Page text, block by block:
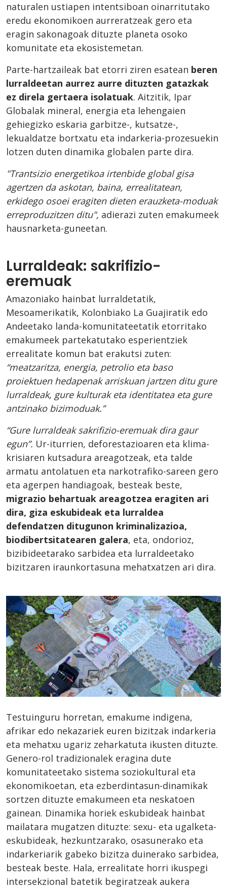
naturalen ustiapen intentsiboan oinarritutako
eredu ekonomikoen aurreratzeak gero eta
eragin sakonagoak dituzte planeta osoko
komunitate eta ekosistemetan.
Parte-hartzaileak bat etorri ziren esatean beren
lurraldeetan aurrez aurre dituzten gatazkak
ez direla gertaera isolatuak. Aitzitik, Ipar
Globalak mineral, energia eta lehengaien
gehiegizko eskaria garbitze-, kutsatze-,
lekualdatze bortxatu eta indarkeria-prozesuekin
lotzen duten dinamika globalen parte dira.
"Trantsizio energetikoa irtenbide global gisa
agertzen da askotan, baina, errealitatean,
erkidego osoei eragiten dieten erauzketa-moduak
erreproduzitzen ditu", adierazi zuten emakumeek
hausnarketa-guneetan.
Lurraldeak: sakrifizio-
eremuak
Amazoniako hainbat lurraldetatik,
Mesoamerikatik, Kolonbiako La Guajiratik edo
Andeetako landa-komunitateetatik etorritako
emakumeek partekatutako esperientziek
errealitate komun bat erakutsi zuten:
“meatzaritza, energia, petrolio eta baso
proiektuen hedapenak arriskuan jartzen ditu gure
lurraldeak, gure kulturak eta identitatea eta gure
antzinako bizimoduak.”
“Gure lurraldeak sakrifizio-eremuak dira gaur
egun”. Ur-iturrien, deforestazioaren eta klima-
krisiaren kutsadura areagotzeak, eta talde
armatu antolatuen eta narkotrafiko-sareen gero
eta agerpen handiagoak, besteak beste,
migrazio behartuak areagotzea eragiten ari
dira, giza eskubideak eta lurraldea
defendatzen ditugunon kriminalizazioa,
biodibertsitatearen galera, eta, ondorioz,
bizibideetarako sarbidea eta lurraldeetako
bizitzaren iraunkortasuna mehatxatzen ari dira.
Testuinguru horretan, emakume indigena,
afrikar edo nekazariek euren bizitzak indarkeria
eta mehatxu ugariz zeharkatuta ikusten dituzte.
Genero-rol tradizionalek eragina dute
komunitateetako sistema soziokultural eta
ekonomikoetan, eta ezberdintasun-dinamikak
sortzen dituzte emakumeen eta neskatoen
gainean. Dinamika horiek eskubideak hainbat
mailatara mugatzen dituzte: sexu- eta ugalketa-
eskubideak, hezkuntzarako, osasunerako eta
indarkeriarik gabeko bizitza duinerako sarbidea,
besteak beste. Hala, errealitate horri ikuspegi
intersekzional batetik begiratzeak aukera